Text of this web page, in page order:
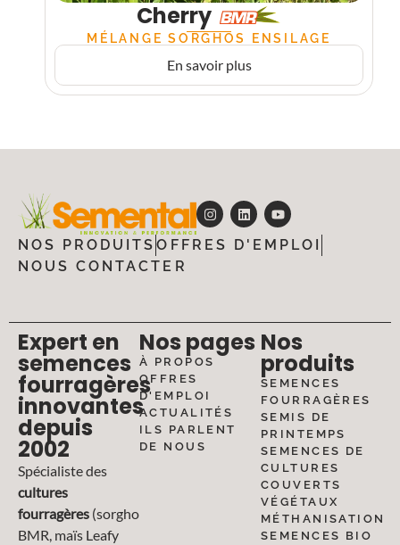
Cherry
MÉLANGE SORGHOS ENSILAGE
En savoir plus
NOS PRODUITS OFFRES D'EMPLOI
NOUS CONTACTER
Expert en
semences
fourragères
innovantes
depuis
2002
Spécialiste des
cultures
fourragères (sorgho
BMR, maïs Leafy
Nos pages
À PROPOS
OFFRES
D'EMPLOI
ACTUALITÉS
ILS PARLENT
DE NOUS
Nos
produits
SEMENCES
FOURRAGÈRES
SEMIS DE
PRINTEMPS
SEMENCES DE
CULTURES
COUVERTS
VÉGÉTAUX
MÉTHANISATION
SEMENCES BIO